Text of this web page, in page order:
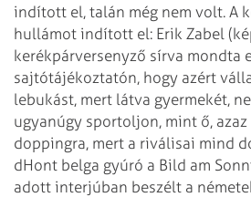
indított el, talán még nem volt. A
hullámot indított el: Erik Zabel
kerékpárversenyző sírva mondta
sajtótájékoztatón, hogy azért
lebukást, mert látva gyermekét,
ugyanúgy sportoljon, mint ő,
doppingra, mert a riválisai mind
dHont belga gyúró a Bild am
adott interjúban beszélt a